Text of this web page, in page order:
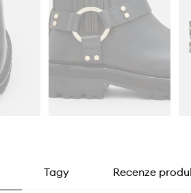
Tagy Recenze